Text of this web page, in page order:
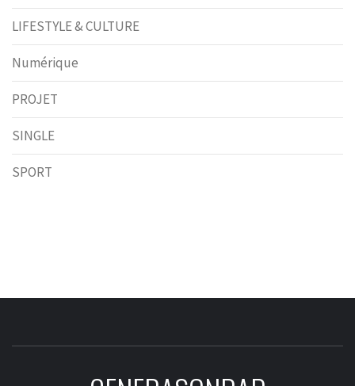
LIFESTYLE & CULTURE
Numérique
PROJET
SINGLE
SPORT